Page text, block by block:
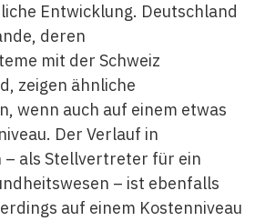
Entwicklung. Deutschland
deren
mit der Schweiz
zeigen ähnliche
wenn auch auf einem etwas
Der Verlauf in
– als Stellvertreter für ein
– ist ebenfalls
auf einem Kostenniveau